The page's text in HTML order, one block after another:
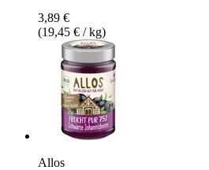
3,89 €
(19,45 € / kg)
Allos